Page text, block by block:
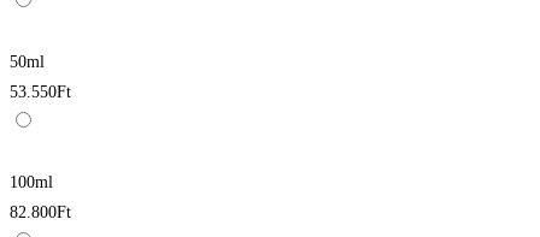
50ml
53.550Ft
100ml
82.800Ft